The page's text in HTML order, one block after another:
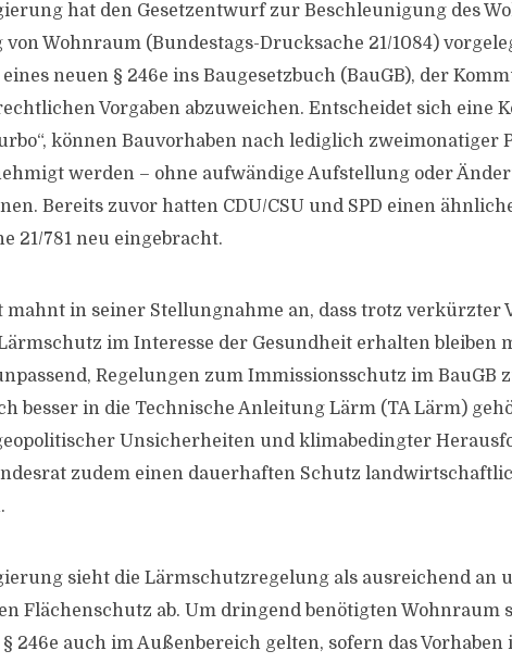
hat den Gesetzentwurf zur Beschleunigung des
Wohnraum (Bundestags-Drucksache 21/1084)
neuen § 246e ins Baugesetzbuch (BauGB), der
Vorgaben abzuweichen. Entscheidet sich eine
können Bauvorhaben nach lediglich zweimonatiger
werden – ohne aufwändige Aufstellung oder
Bereits zuvor hatten CDU/CSU und SPD einen
21/781 neu eingebracht.
mahnt in seiner Stellungnahme an, dass trotz verkürzter
im Interesse der Gesundheit erhalten bleiben
Regelungen zum Immissionsschutz im BauGB
besser in die Technische Anleitung Lärm (TA Lärm)
Unsicherheiten und klimabedingter
zudem einen dauerhaften Schutz
sieht die Lärmschutzregelung als ausreichend an
Flächenschutz ab. Um dringend benötigten Wohnraum
§ 246e auch im Außenbereich gelten, sofern das